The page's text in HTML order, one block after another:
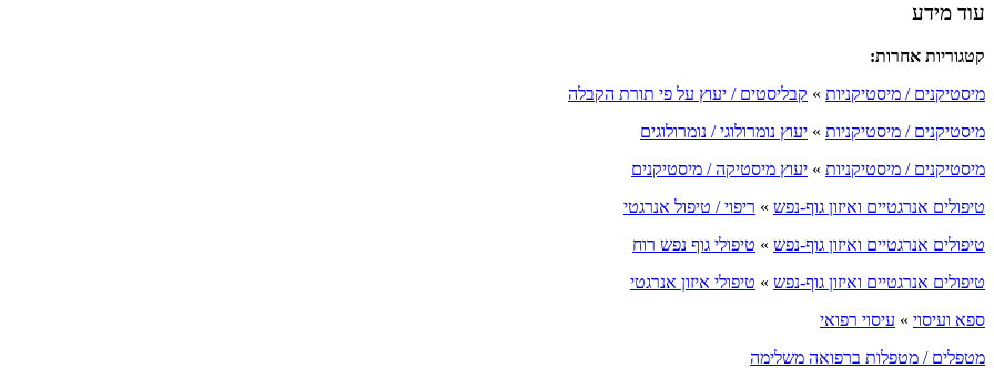
עוד מידע
קטגוריות אחרות:
מיסטיקנים / מיסטיקניות » קבליסטים / יעוץ על פי תורת הקבלה
מיסטיקנים / מיסטיקניות » יעוץ נומרולוגי / נומרולוגים
מיסטיקנים / מיסטיקניות » יעוץ מיסטיקה / מיסטיקנים
טיפולים אנרגטיים ואיזון גוף-נפש » ריפוי / טיפול אנרגטי
טיפולים אנרגטיים ואיזון גוף-נפש » טיפולי גוף נפש רוח
טיפולים אנרגטיים ואיזון גוף-נפש » טיפולי איזון אנרגטי
ספא ועיסוי » עיסוי רפואי
מטפלים / מטפלות ברפואה משלימה